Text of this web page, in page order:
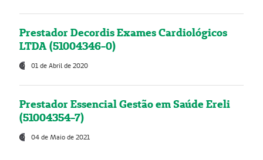
Prestador Decordis Exames Cardiológicos
LTDA (51004346-0)
01 de Abril de 2020
Prestador Essencial Gestão em Saúde Ereli
(51004354-7)
04 de Maio de 2021